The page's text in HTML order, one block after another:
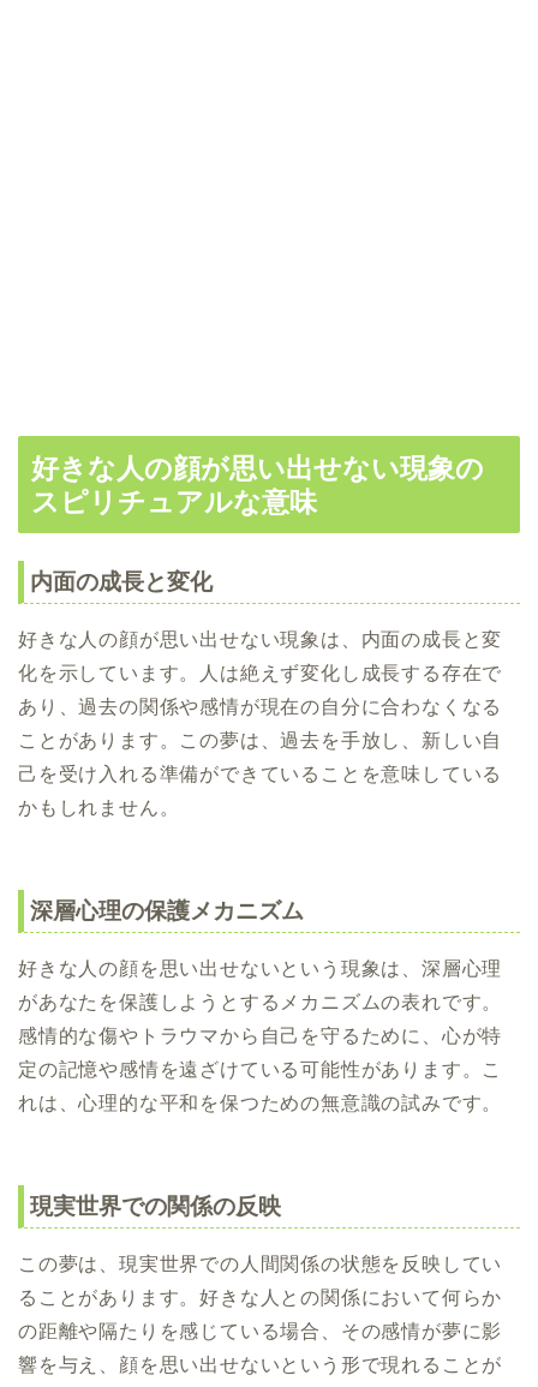
好きな人の顔が思い出せない現象の
スピリチュアルな意味
内面の成長と変化
好きな人の顔が思い出せない現象は、内面の成長と変
化を示しています。人は絶えず変化し成長する存在で
あり、過去の関係や感情が現在の自分に合わなくなる
ことがあります。この夢は、過去を手放し、新しい自
己を受け入れる準備ができていることを意味している
かもしれません。
深層心理の保護メカニズム
好きな人の顔を思い出せないという現象は、深層心理
があなたを保護しようとするメカニズムの表れです。
感情的な傷やトラウマから自己を守るために、心が特
定の記憶や感情を遠ざけている可能性があります。こ
れは、心理的な平和を保つための無意識の試みです。
現実世界での関係の反映
この夢は、現実世界での人間関係の状態を反映してい
ることがあります。好きな人との関係において何らか
の距離や隔たりを感じている場合、その感情が夢に影
響を与え、顔を思い出せないという形で現れることが